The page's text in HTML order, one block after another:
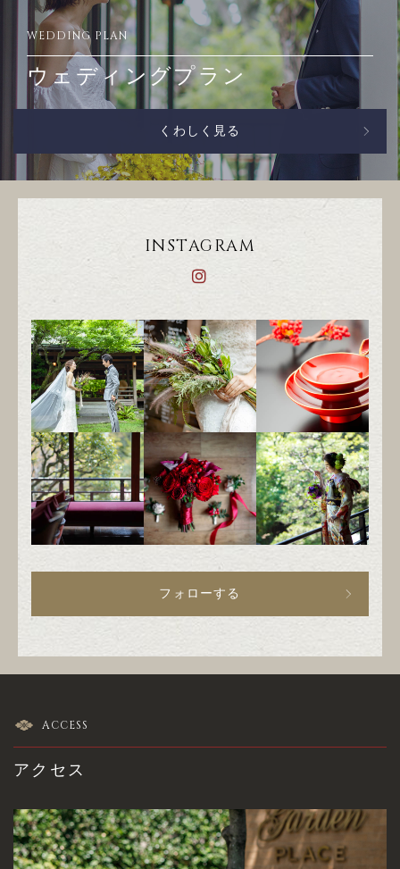
WEDDING PLAN
ウェディングプラン
くわしく見る
INSTAGRAM
フォローする
ACCESS
アクセス